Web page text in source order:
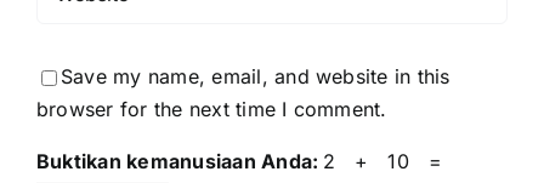
Save my name, email, and website in this
browser for the next time I comment.
Buktikan kemanusiaan Anda: 2 + 10 =